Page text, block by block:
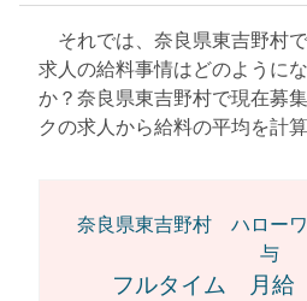
それでは、奈良県東吉野村
求人の給料事情はどのように
か？奈良県東吉野村で現在募
クの求人から給料の平均を計算
奈良県東吉野村 ハロー
与
フルタイム 月